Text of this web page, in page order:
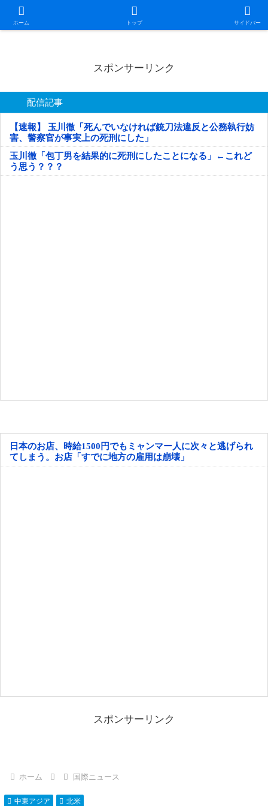
ホーム トップ サイドバー
日本第一！ニュース録
スポンサーリンク
配信記事
【速報】 玉川徹「死んでいなければ銃刀法違反と公務執行妨
害、警察官が事実上の死刑にした」
玉川徹「包丁男を結果的に死刑にしたことになる」←これど
う思う？？？
日本のお店、時給1500円でもミャンマー人に次々と逃げられ
てしまう。お店「すでに地方の雇用は崩壊」
スポンサーリンク
ホーム 国際ニュース
中東アジア 北米